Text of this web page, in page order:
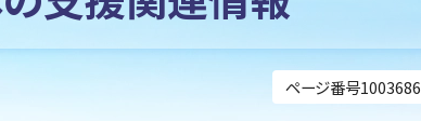
ページ番号1003686